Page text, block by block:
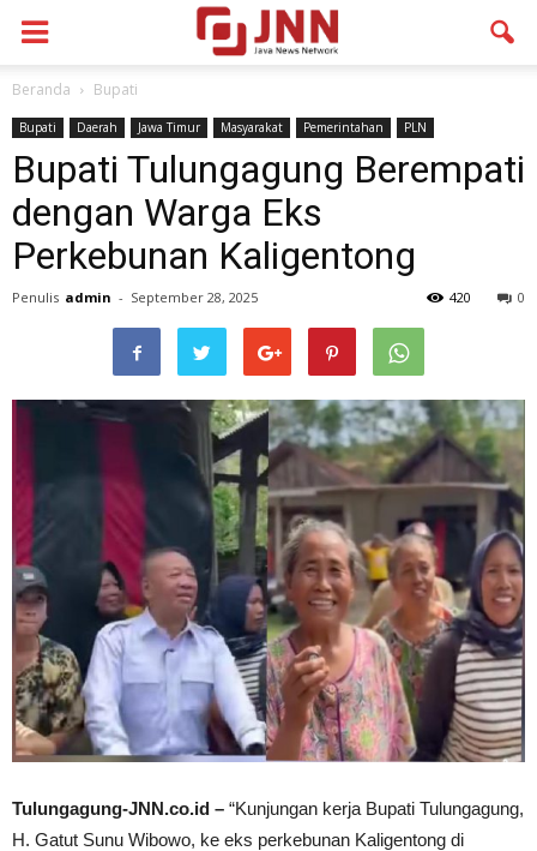
Beranda Bupati
Bupati Daerah Jawa Timur Masyarakat Pemerintahan PLN
Bupati Tulungagung Berempati
dengan Warga Eks
Perkebunan Kaligentong
Penulis admin - September 28, 2025 0
420
Tulungagung-JNN.co.id – “Kunjungan kerja Bupati Tulungagung,
H. Gatut Sunu Wibowo, ke eks perkebunan Kaligentong di